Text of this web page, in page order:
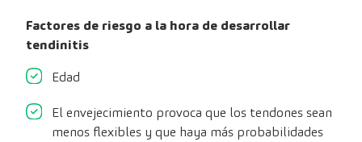
Factores de riesgo a la hora de desarrollar
tendinitis
Edad
El envejecimiento provoca que los tendones sean
menos flexibles y que haya más probabilidades